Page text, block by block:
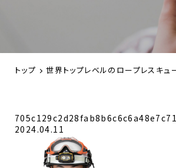
トップ 世界トップレベルのロープレスキュ
2024.04.11